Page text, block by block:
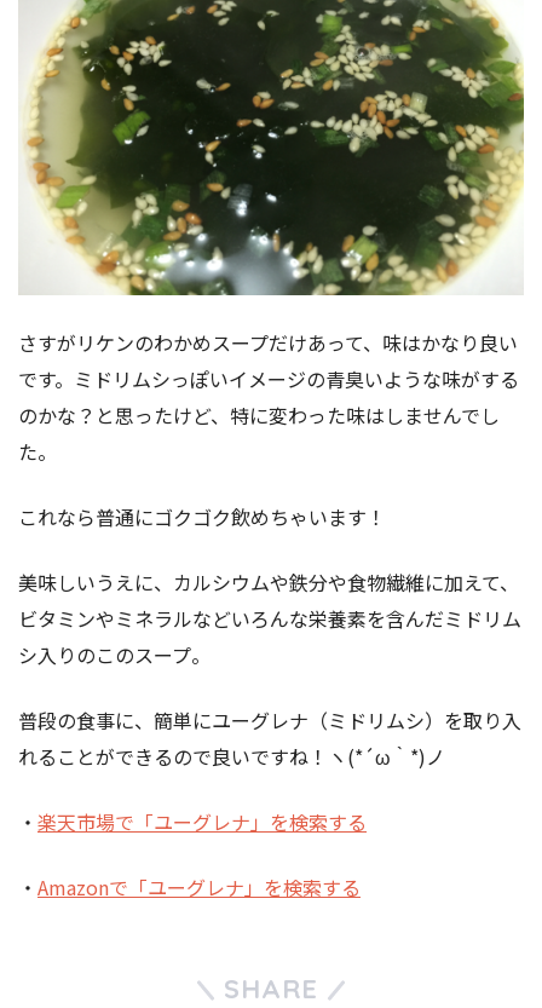
さすがリケンのわかめスープだけあって、味はかなり良い
です。ミドリムシっぽいイメージの青臭いような味がする
のかな？と思ったけど、特に変わった味はしませんでし
た。
これなら普通にゴクゴク飲めちゃいます！
美味しいうえに、カルシウムや鉄分や食物繊維に加えて、
ビタミンやミネラルなどいろんな栄養素を含んだミドリム
シ入りのこのスープ。
普段の食事に、簡単にユーグレナ（ミドリムシ）を取り入
れることができるので良いですね！ヽ(*´ω｀*)ノ
・ 楽天市場で「ユーグレナ」を検索する
・ Amazonで「ユーグレナ」を検索する
SHARE